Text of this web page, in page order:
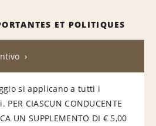
ET POLITIQUES
si applicano a tutti i
CIASCUN CONDUCENTE
UN SUPPLEMENTO DI € 5,00